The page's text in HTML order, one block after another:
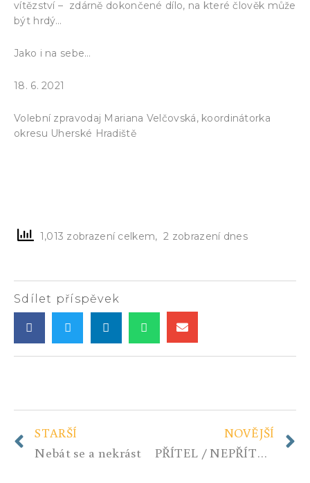
vítězství – zdárně dokončené dílo, na které člověk může
být hrdý…
Jako i na sebe…
18. 6. 2021
Volební zpravodaj Mariana Velčovská, koordinátorka
okresu Uherské Hradiště
1,013 zobrazení celkem, 2 zobrazení dnes
Sdílet příspěvek
STARŠÍ
Nebát se a nekrást
NOVĚJŠÍ
PŘÍTEL / NEPŘÍTEL …